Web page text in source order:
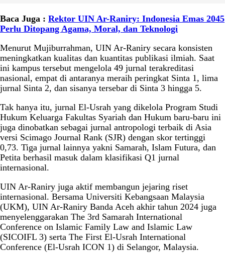
Baca Juga : Rektor UIN Ar-Raniry: Indonesia Emas 2045
Perlu Ditopang Agama, Moral, dan Teknologi
Menurut Mujiburrahman, UIN Ar-Raniry secara konsisten
meningkatkan kualitas dan kuantitas publikasi ilmiah. Saat
ini kampus tersebut mengelola 49 jurnal terakreditasi
nasional, empat di antaranya meraih peringkat Sinta 1, lima
jurnal Sinta 2, dan sisanya tersebar di Sinta 3 hingga 5.
Tak hanya itu, jurnal El-Usrah yang dikelola Program Studi
Hukum Keluarga Fakultas Syariah dan Hukum baru-baru ini
juga dinobatkan sebagai jurnal antropologi terbaik di Asia
versi Scimago Journal Rank (SJR) dengan skor tertinggi
0,73. Tiga jurnal lainnya yakni Samarah, Islam Futura, dan
Petita berhasil masuk dalam klasifikasi Q1 jurnal
internasional.
UIN Ar-Raniry juga aktif membangun jejaring riset
internasional. Bersama Universiti Kebangsaan Malaysia
(UKM), UIN Ar-Raniry Banda Aceh akhir tahun 2024 juga
menyelenggarakan The 3rd Samarah International
Conference on Islamic Family Law and Islamic Law
(SICOIFL 3) serta The First El-Usrah International
Conference (El-Usrah ICON 1) di Selangor, Malaysia.